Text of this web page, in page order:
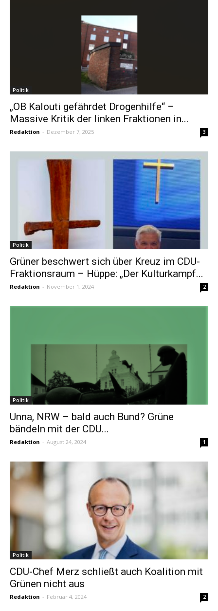
Politik
„OB Kalouti gefährdet Drogenhilfe“ –
Massive Kritik der linken Fraktionen in...
Redaktion - Dezember 7, 2025 3
Politik
Grüner beschwert sich über Kreuz im CDU-
Fraktionsraum – Hüppe: „Der Kulturkampf...
Redaktion - November 1, 2024 2
Politik
Unna, NRW – bald auch Bund? Grüne
bändeln mit der CDU...
Redaktion - August 24, 2024 1
Politik
CDU-Chef Merz schließt auch Koalition mit
Grünen nicht aus
Redaktion - Februar 4, 2024 2